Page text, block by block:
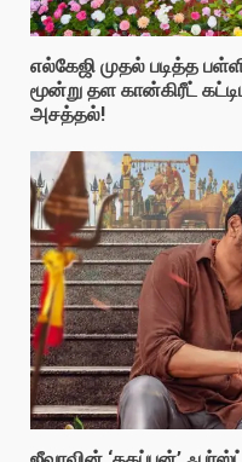
எல்கேஜி முதல் படித்த
மூன்று தள கான்கிரீட்
அசத்தல்!